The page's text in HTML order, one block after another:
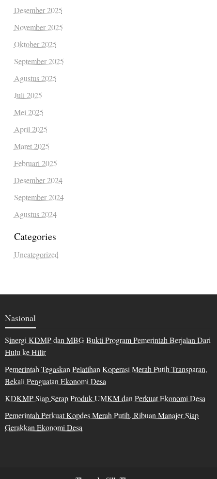
Desember 2025
November 2025
Oktober 2025
September 2025
Agustus 2025
Juli 2025
Mei 2025
April 2025
Maret 2025
Februari 2025
Desember 2024
September 2024
Agustus 2024
Categories
Uncategorized
Nasional
Sinergi KDMP dan MBG Bukti Program Pemerintah Berjalan Dari
Hulu ke Hilir
Pemerintah Tegaskan Pelatihan Koperasi Merah Putih Transparan,
Bekali Penguatan Ekonomi Desa
KDKMP Siap Serap Produk UMKM dan Perkuat Ekonomi Desa
Pemerintah Perkuat Kopdes Merah Putih, Ribuan Manajer Siap
Gerakkan Ekonomi Desa